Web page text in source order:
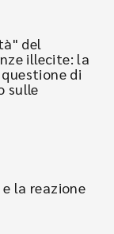
del
illecite: la
di
sulle
la reazione